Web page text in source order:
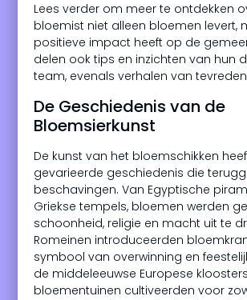
Lees verder om meer te ontdekken
bloemist niet alleen bloemen levert,
positieve impact heeft op de
delen ook tips en inzichten van hun
team, evenals verhalen van
De Geschiedenis van de
Bloemsierkunst
De kunst van het bloemschikken
gevarieerde geschiedenis die
beschavingen. Van Egyptische
Griekse tempels, bloemen werden
schoonheid, religie en macht uit te
Romeinen introduceerden
symbool van overwinning en
de middeleeuwse Europese kloosters
bloementuinen cultiveerden voor